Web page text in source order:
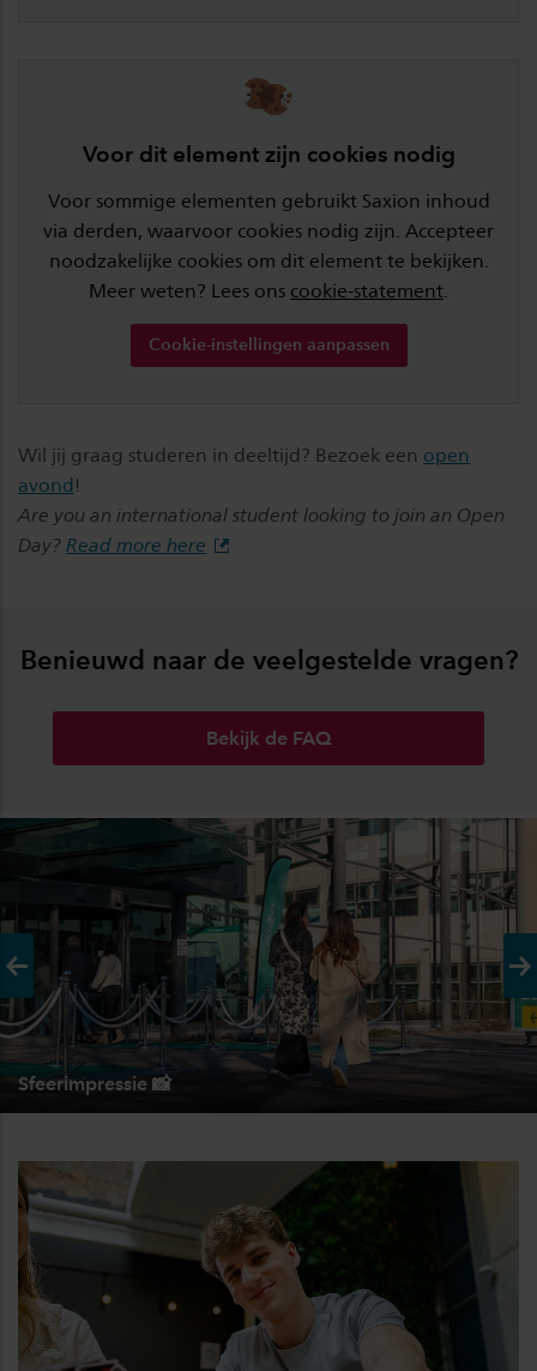
Voor dit element zijn cookies nodig
Voor sommige elementen gebruikt Saxion inhoud
via derden, waarvoor cookies nodig zijn. Accepteer
noodzakelijke cookies om dit element te bekijken.
Meer weten? Lees ons cookie-statement
Cookie-instellingen aanpassen
Wil jij graag studeren in deeltijd? Bezoek een open
avond!
Are you an international student looking to join an Open
Day? Read more here
Benieuwd naar de veelgestelde vragen?
Bekijk de FAQ
Vorige
Sfeerimpressie 📸